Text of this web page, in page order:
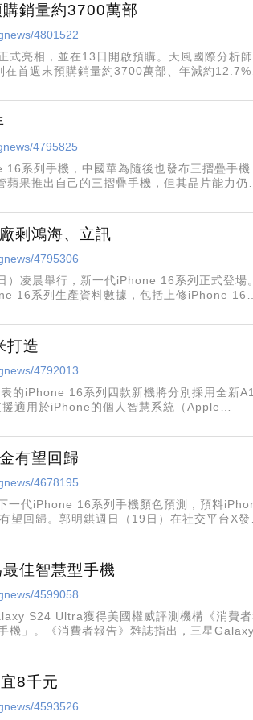
銷量約3700萬部
4801522
亮相，並在13日開啟預購。天風國際分析
首週末預購銷量約3700萬部、年減約12.7%
4795825
系列手機，中國華為隨後也發布三摺疊手機
果推出自己的三摺疊手機，但其晶片能力仍是
剩鴻海、立訊
4795306
凌晨舉行，新一代iPhone 16系列正式登場。
16系列生產資料數據，包括上修iPhone 16今
打造
4792013
的iPhone 16系列四款新機將分別採用全新
適用於iPhone的個人智慧系統（Apple
有望回歸
4678195
一代iPhone 16系列手機顏色預測，預料
回歸。郭明錤週日（19日）在社交平台X發
佳智慧型手機
4599058
S24 Ultra獲得美國權威評測機構《消費者
」。《消費者報告》雜誌指出，三星Galaxy
8千元
4593526